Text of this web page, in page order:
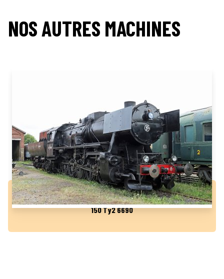
NOS AUTRES MACHINES
150 Ty2 6690